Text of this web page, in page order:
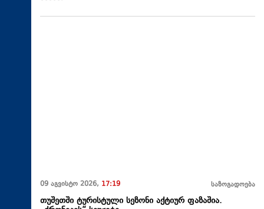
09 აგვისტო 2026, 17:19 საზოგადოება
თუშეთში ტურისტული სეზონი აქტიურ ფაზაშია.